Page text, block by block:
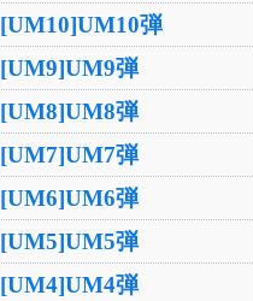
[UM10]UM10弾
[UM9]UM9弾
[UM8]UM8弾
[UM7]UM7弾
[UM6]UM6弾
[UM5]UM5弾
[UM4]UM4弾